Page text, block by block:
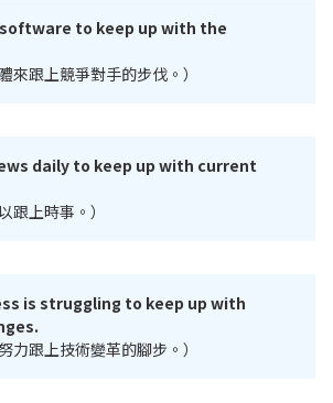
to keep up with the
來跟上競爭對手的步伐。）
daily to keep up with current
跟上時事。）
is struggling to keep up with
力跟上技術變革的腳步。）